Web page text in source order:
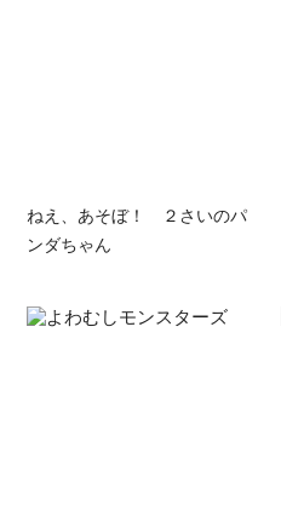
ねえ、あそぼ！ ２さいのパ
ンダちゃん